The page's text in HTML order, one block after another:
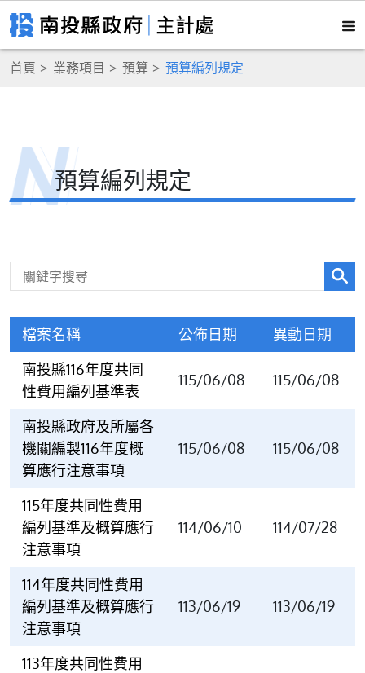
首頁 業務項目 預算 預算編列規定
預算編列規定
檔案名稱 公佈日期
異動日期
南投縣116年度共同
性費用編列基準表
115/06/08 115/06/08
南投縣政府及所屬各
機關編製116年度概
算應行注意事項
115/06/08 115/06/08
115年度共同性費用
編列基準及概算應行
注意事項
114/06/10 114/07/28
114年度共同性費用
編列基準及概算應行
注意事項
113/06/19 113/06/19
113年度共同性費用